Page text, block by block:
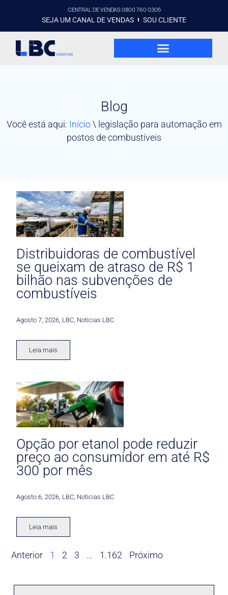
CENTRAL DE VENDAS 0800 760 0305
SEJA UM CANAL DE VENDAS SOU CLIENTE
Blog
Você está aqui: Início\ legislação para automação em
postos de combustíveis
Distribuidoras de combustível
se queixam de atraso de R$ 1
bilhão nas subvenções de
combustíveis
Agosto 7, 2026 LBC Noticias LBC
Leia mais
Opção por etanol pode reduzir
preço ao consumidor em até R$
300 por mês
Agosto 6, 2026 LBC Noticias LBC
Leia mais
Anterior 1 2 3 … 1.162 Próximo